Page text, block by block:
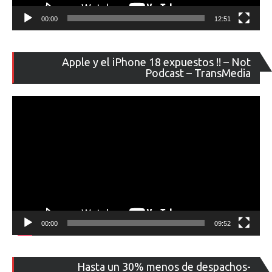
00:00 12:51
Apple y el iPhone 18 expuestos !! – Not
Podcast – TransMedia
de
00:00 09:52
Hasta un 30% menos de despachos-